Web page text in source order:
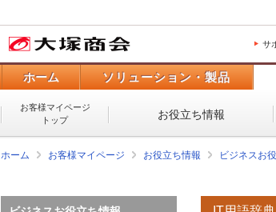
サ
ホーム ソリューション・製品
お客様マイページ
トップ
お役立ち情報
ホーム お客様マイページ お役立ち情報 ビジネスお